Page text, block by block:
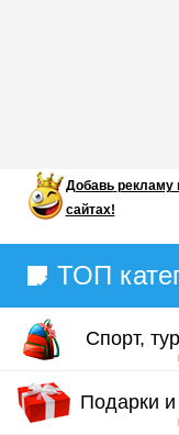
Добавь рекламу
сайтах!
ТОП
Спорт,
Подарки